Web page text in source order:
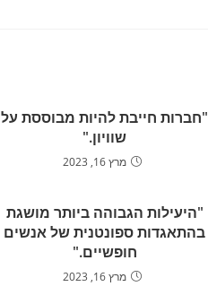
"חברות חייבת להיות מבוססת על
שוויון."
מרץ 16, 2023
"היעילות הגבוהה ביותר מושגת
בהתאגדות ספונטנית של אנשים
חופשיים."
מרץ 16, 2023